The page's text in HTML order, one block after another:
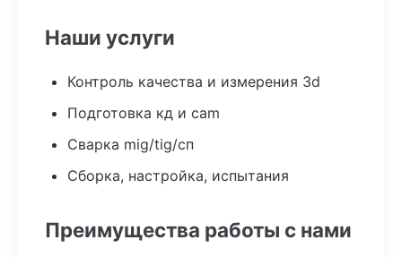
Наши услуги
Контроль качества и измерения 3d
Подготовка кд и cam
Сварка mig/tig/сп
Сборка, настройка, испытания
Преимущества работы с нами